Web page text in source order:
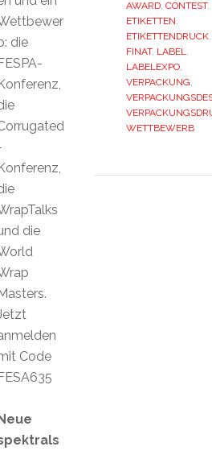
AWARD, CONTEST,
ETIKETTEN,
ETIKETTENDRUCK,
FINAT, LABEL,
LABELEXPO,
VERPACKUNG,
WETTBEWERB
die
die
Code